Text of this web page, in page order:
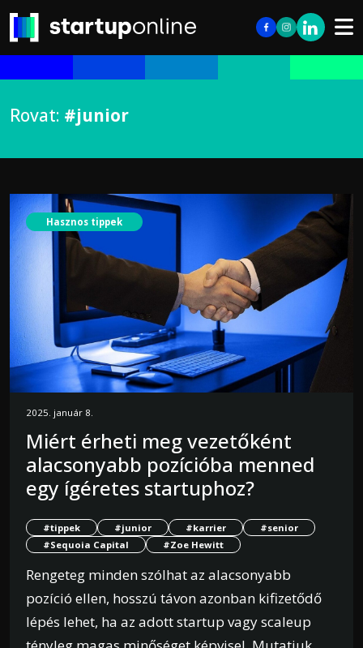
Rovat: #junior
Hasznos tippek
2025. január 8.
Miért érheti meg vezetőként
alacsonyabb pozícióba menned
egy ígéretes startuphoz?
#tippek #junior #karrier
#senior
#Sequoia Capital
#Zoe Hewitt
Rengeteg minden szólhat az alacsonyabb
pozíció ellen, hosszú távon azonban kifizetődő
lépés lehet, ha az adott startup vagy scaleup